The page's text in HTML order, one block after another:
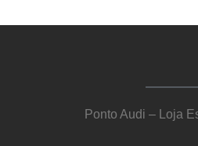
Ponto Audi – Loja